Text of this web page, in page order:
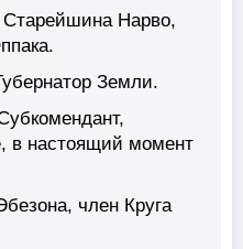
Старейшина Нарво,
Земли.
в настоящий момент
член Круга